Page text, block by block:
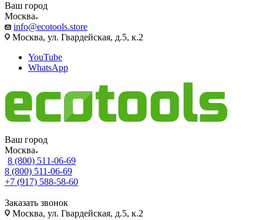
Ваш город
Москва
info@ecotools.store
Москва, ул. Гвардейская, д.5, к.2
YouTube
WhatsApp
Ваш город
Москва
8 (800) 511-06-69
8 (800) 511-06-69
+7 (917) 588-58-60
Заказать звонок
Москва, ул. Гвардейская, д.5, к.2